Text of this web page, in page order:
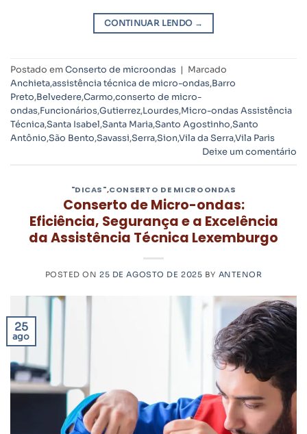
CONTINUAR LENDO →
Postado emConserto de microondas | Marcado
Anchieta,assistência técnica de micro-ondas,Barro
Preto,Belvedere,Carmo,conserto de micro-
ondas,Funcionários,Gutierrez,Lourdes,Micro-ondas Assistência
Técnica,Santa Isabel,Santa Maria,Santo Agostinho,Santo
Antônio,São Bento,Savassi,Serra,Sion,Vila da Serra,Vila Paris
Deixe um comentário
"DICAS",CONSERTO DE MICROONDAS
Conserto de Micro-ondas:
Eficiência, Segurança e a Excelência
da Assistência Técnica Lexemburgo
POSTED ON25 DE AGOSTO DE 2025 BY ANTENOR
25
ago